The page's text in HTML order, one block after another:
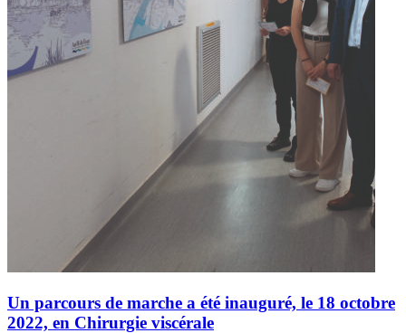
Un parcours de marche a été inauguré, le 18 octobre
2022, en Chirurgie viscérale